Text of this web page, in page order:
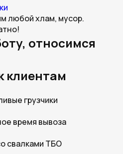
любой хлам, мусор.
относимся
клиентам
грузчики
время вывоза
свалками ТБО